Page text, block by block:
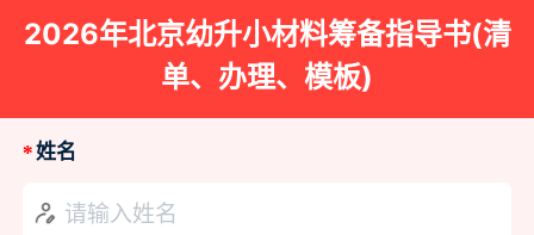
2026年北京幼升小材料筹备指导书(清
单、办理、模板)
*姓名
请输入姓名